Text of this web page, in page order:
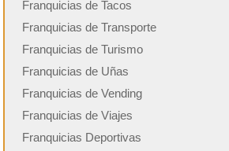
Franquicias de Tacos
Franquicias de Transporte
Franquicias de Turismo
Franquicias de Uñas
Franquicias de Vending
Franquicias de Viajes
Franquicias Deportivas